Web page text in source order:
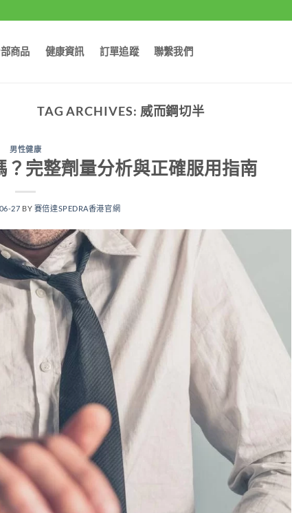
商品 健康資訊 訂單追蹤 聯繫我們
TAG ARCHIVES: 威而鋼切半
男性健康
完整劑量分析與正確服用指南
27 BY 賽倍達SPEDRA香港官網